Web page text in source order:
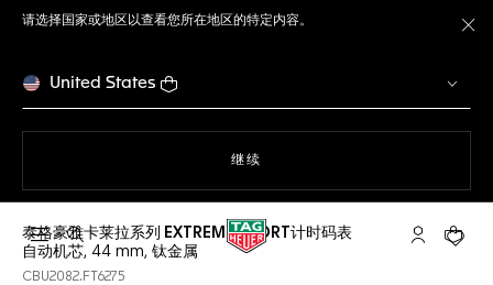
请选择国家或地区以查看您所在地区的特定内容。
United States
继续
打开搜索 My TAG您的
泰格豪雅卡莱拉系列 EXTREME SPORT计时码表
自动机芯, 44 mm, 钛金属
CBU2082.FT6275